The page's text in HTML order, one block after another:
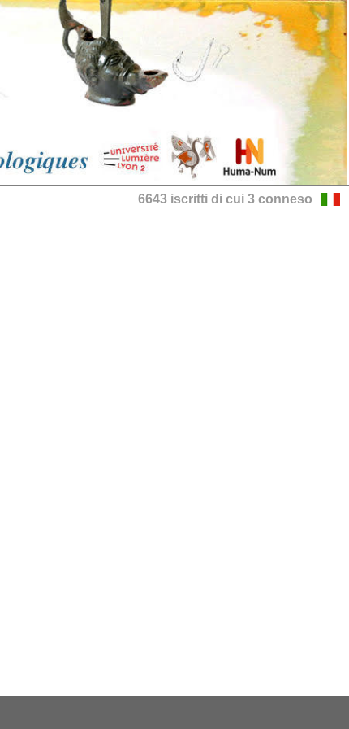
6643 iscritti di cui 3 conneso